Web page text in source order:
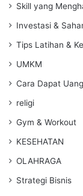
Skill yang
Investasi &
Tips Latihan &
UMKM
Cara Dapat
religi
Gym & Workout
KESEHATAN
OLAHRAGA
Strategi Bisnis